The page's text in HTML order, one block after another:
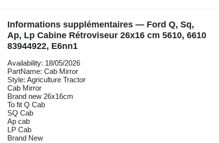
Informations supplémentaires — Ford Q, Sq,
Ap, Lp Cabine Rétroviseur 26x16 cm 5610, 6610
83944922, E6nn1
Availability: 18/05/2026
PartName: Cab Mirror
Style: Agriculture Tractor
Cab Mirror
Brand new 26x16cm
To fit Q Cab
SQ Cab
Ap cab
LP Cab
Brand New